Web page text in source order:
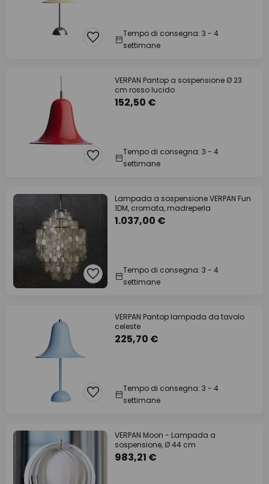
Tempo di consegna: 3 - 4
settimane
VERPAN Pantop a sospensione Ø 23
cm rosso lucido
152,50 €
Tempo di consegna: 3 - 4
settimane
Lampada a sospensione VERPAN Fun
1DM, cromata, madreperla
1.037,00 €
Tempo di consegna: 3 - 4
settimane
VERPAN Pantop lampada da tavolo
celeste
225,70 €
Tempo di consegna: 3 - 4
settimane
VERPAN Moon - Lampada a
sospensione, Ø 44 cm
983,21 €